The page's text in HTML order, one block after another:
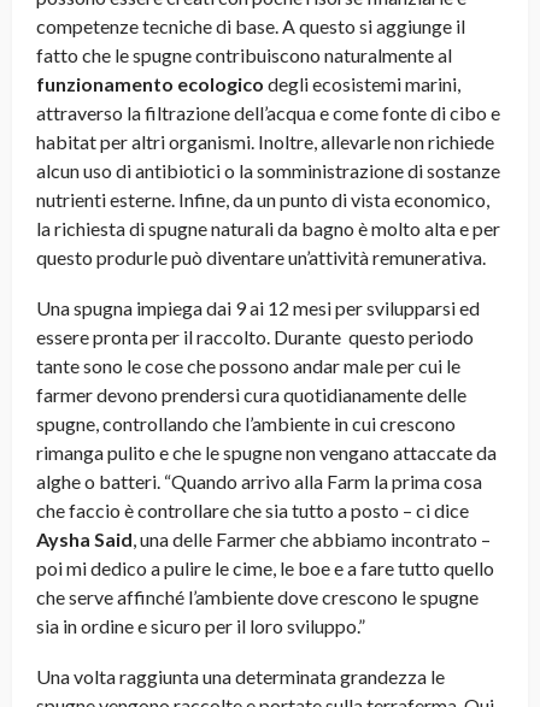
competenze tecniche di base. A questo si aggiunge il
fatto che le spugne contribuiscono naturalmente al
funzionamento ecologico degli ecosistemi marini,
attraverso la filtrazione dell’acqua e come fonte di cibo e
habitat per altri organismi. Inoltre, allevarle non richiede
alcun uso di antibiotici o la somministrazione di sostanze
nutrienti esterne. Infine, da un punto di vista economico,
la richiesta di spugne naturali da bagno è molto alta e per
questo produrle può diventare un’attività remunerativa.
Una spugna impiega dai 9 ai 12 mesi per svilupparsi ed
essere pronta per il raccolto. Durante questo periodo
tante sono le cose che possono andar male per cui le
farmer devono prendersi cura quotidianamente delle
spugne, controllando che l’ambiente in cui crescono
rimanga pulito e che le spugne non vengano attaccate da
alghe o batteri. “Quando arrivo alla Farm la prima cosa
che faccio è controllare che sia tutto a posto – ci dice
Aysha Said, una delle Farmer che abbiamo incontrato –
poi mi dedico a pulire le cime, le boe e a fare tutto quello
che serve affinché l’ambiente dove crescono le spugne
sia in ordine e sicuro per il loro sviluppo.”
Una volta raggiunta una determinata grandezza le